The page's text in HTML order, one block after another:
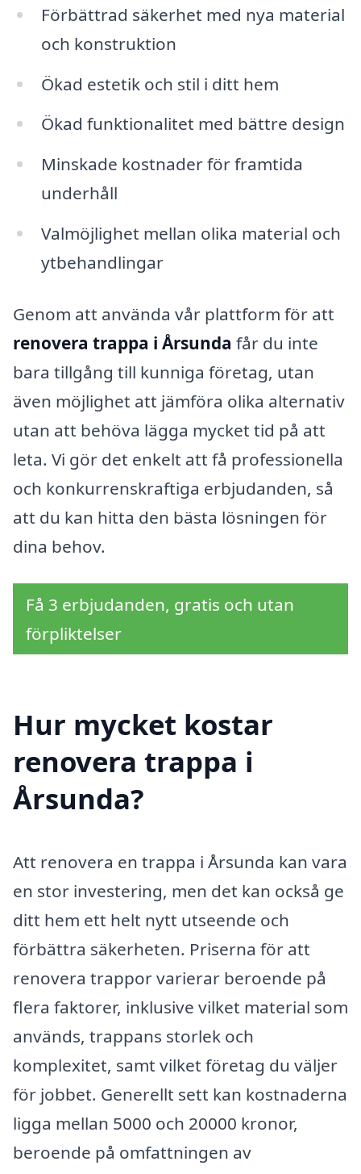
Förbättrad säkerhet med nya material
och konstruktion
Ökad estetik och stil i ditt hem
Ökad funktionalitet med bättre design
Minskade kostnader för framtida
underhåll
Valmöjlighet mellan olika material och
ytbehandlingar
Genom att använda vår plattform för att
renovera trappa i Årsunda får du inte
bara tillgång till kunniga företag, utan
även möjlighet att jämföra olika alternativ
utan att behöva lägga mycket tid på att
leta. Vi gör det enkelt att få professionella
och konkurrenskraftiga erbjudanden, så
att du kan hitta den bästa lösningen för
dina behov.
Få 3 erbjudanden, gratis och utan
förpliktelser
Hur mycket kostar
renovera trappa i
Årsunda?
Att renovera en trappa i Årsunda kan vara
en stor investering, men det kan också ge
ditt hem ett helt nytt utseende och
förbättra säkerheten. Priserna för att
renovera trappor varierar beroende på
flera faktorer, inklusive vilket material som
används, trappans storlek och
komplexitet, samt vilket företag du väljer
för jobbet. Generellt sett kan kostnaderna
ligga mellan 5000 och 20000 kronor,
beroende på omfattningen av